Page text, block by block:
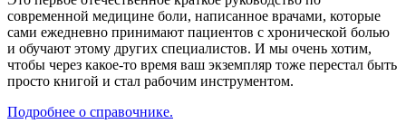
современной медицине боли, написанное врачами, которые
сами ежедневно принимают пациентов с хронической болью
и обучают этому других специалистов. И мы очень хотим,
чтобы через какое-то время ваш экземпляр тоже перестал быть
просто книгой и стал рабочим инструментом.
Подробнее о справочнике.